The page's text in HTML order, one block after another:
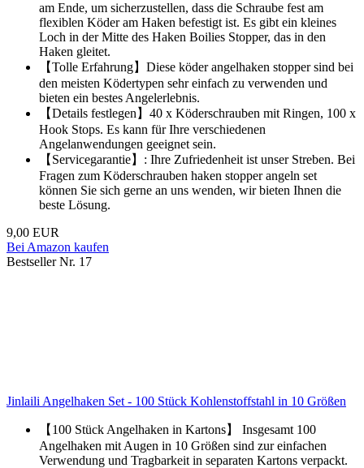
am Ende, um sicherzustellen, dass die Schraube fest am
flexiblen Köder am Haken befestigt ist. Es gibt ein kleines
Loch in der Mitte des Haken Boilies Stopper, das in den
Haken gleitet.
【Tolle Erfahrung】Diese köder angelhaken stopper sind bei
den meisten Ködertypen sehr einfach zu verwenden und
bieten ein bestes Angelerlebnis.
【Details festlegen】40 x Köderschrauben mit Ringen, 100 x
Hook Stops. Es kann für Ihre verschiedenen
Angelanwendungen geeignet sein.
【Servicegarantie】: Ihre Zufriedenheit ist unser Streben. Bei
Fragen zum Köderschrauben haken stopper angeln set
können Sie sich gerne an uns wenden, wir bieten Ihnen die
beste Lösung.
9,00 EUR
Bei Amazon kaufen
Bestseller Nr. 17
Jinlaili Angelhaken Set - 100 Stück Kohlenstoffstahl in 10 Größen
【100 Stück Angelhaken in Kartons】 Insgesamt 100
Angelhaken mit Augen in 10 Größen sind zur einfachen
Verwendung und Tragbarkeit in separaten Kartons verpackt.